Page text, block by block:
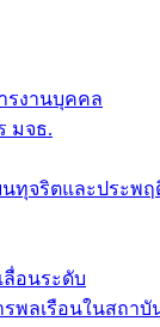
รงานบุคคล
มจธ.
นทุจริตและประพ
ลื่อนระดับ
พลเรือนในสถา